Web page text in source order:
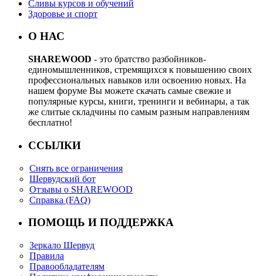
Сливы курсов и обучений
Здоровье и спорт
О НАС
SHAREWOOD - это братство разбойников-
единомышленников, стремящихся к повышению своих
профессиональных навыков или освоению новых. На
нашем форуме Вы можете скачать самые свежие и
популярные курсы, книги, тренинги и вебинары, а так
же слитые складчины по самым разным направлениям
бесплатно!
ССЫЛКИ
Снять все ограничения
Шервудский бот
Отзывы о SHAREWOOD
Справка (FAQ)
ПОМОЩЬ И ПОДДЕРЖКА
Зеркало Шервуд
Правила
Правообладателям